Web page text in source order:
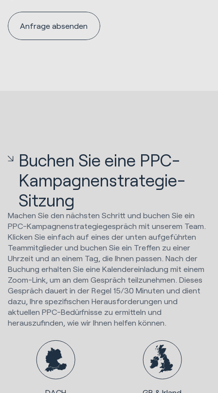
Buchen Sie eine PPC-
Kampagnenstrategie-
Sitzung
Machen Sie den nächsten Schritt und buchen Sie ein
PPC-Kampagnenstrategiegespräch mit unserem Team.
Klicken Sie einfach auf eines der unten aufgeführten
Teammitglieder und buchen Sie ein Treffen zu einer
Uhrzeit und an einem Tag, die Ihnen passen. Nach der
Buchung erhalten Sie eine Kalendereinladung mit einem
Zoom-Link, um an dem Gespräch teilzunehmen. Dieses
Gespräch dauert in der Regel 15/30 Minuten und dient
dazu, Ihre spezifischen Herausforderungen und
aktuellen PPC-Bedürfnisse zu ermitteln und
herauszufinden, wie wir Ihnen helfen können.